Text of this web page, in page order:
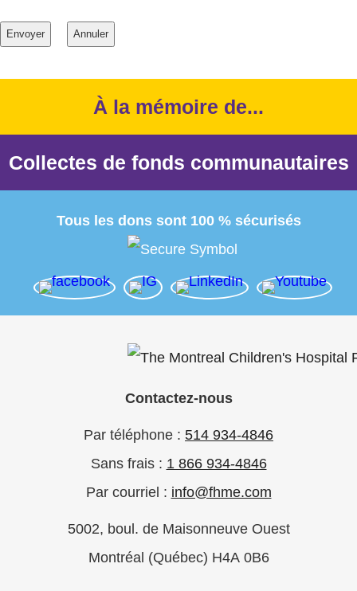
À la mémoire de...
Collectes de fonds communautaires
Tous les dons sont 100 % sécurisés
Contactez-nous
Par téléphone : 514 934-4846
Sans frais : 1 866 934-4846
Par courriel : info@fhme.com
5002, boul. de Maisonneuve Ouest
Montréal (Québec) H4A 0B6